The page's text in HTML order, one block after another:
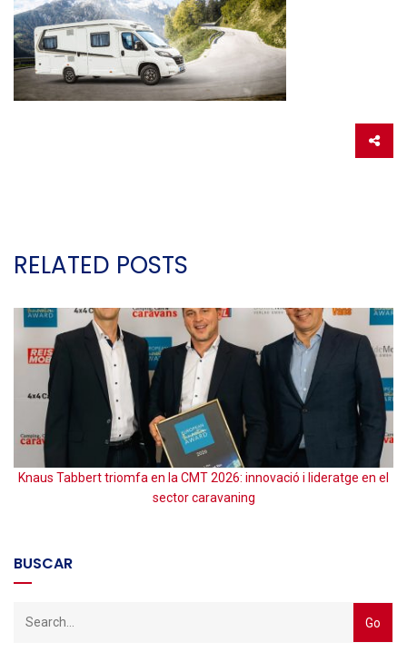
RELATED POSTS
Knaus Tabbert triomfa en la CMT 2026: innovació i lideratge en el
sector caravaning
BUSCAR